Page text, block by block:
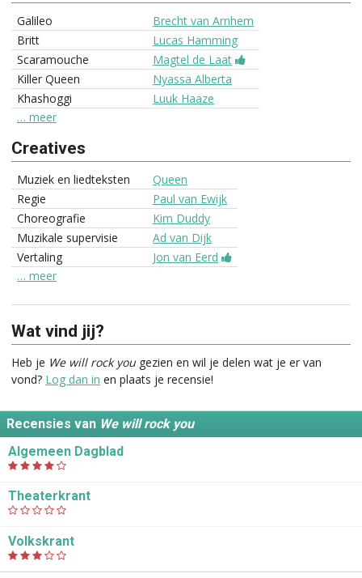
Galileo
Brecht van Arnhem
Britt
Lucas Hamming
Scaramouche
Magtel de Laat
Killer Queen
Nyassa Alberta
Khashoggi
Luuk Haaze
… meer
Creatives
Muziek en liedteksten
Queen
Regie
Paul van Ewijk
Choreografie
Kim Duddy
Muzikale supervisie
Ad van Dijk
Vertaling
Jon van Eerd
… meer
Wat vind jij?
Heb je We will rock you gezien en wil je delen wat je er van
vond? Log dan in en plaats je recensie!
Recensies van We will rock you
Algemeen Dagblad
Theaterkrant
Volkskrant